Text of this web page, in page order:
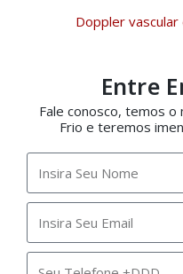
Doppler
Entre
Fale conosco, temos
Frio e teremos